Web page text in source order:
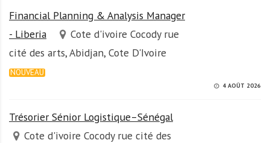
Financial Planning & Analysis Manager
- Liberia
Cote d'ivoire Cocody rue
cité des arts, Abidjan, Cote D'Ivoire
NOUVEAU
4 AOÛT 2026
Trésorier Sénior Logistique–Sénégal
Cote d'ivoire Cocody rue cité des